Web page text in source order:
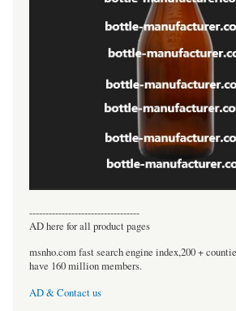
----------------------------------
AD here for all product pages
msnho.com fast search engine index,200 +
have 160 million members.
AD & Contact us